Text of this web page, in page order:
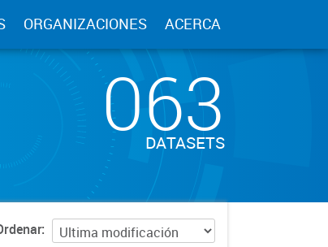
ORGANIZACIONES ACERCA
063
DATASETS